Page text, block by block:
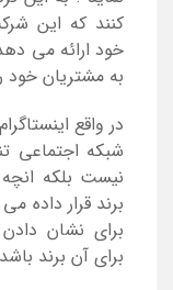
کنند که این
خود ارائه می
به مشتریان خود
در واقع
شبکه اجتماعی
نیست بلکه
برند قرار داده
برای نشان
برای آن برند